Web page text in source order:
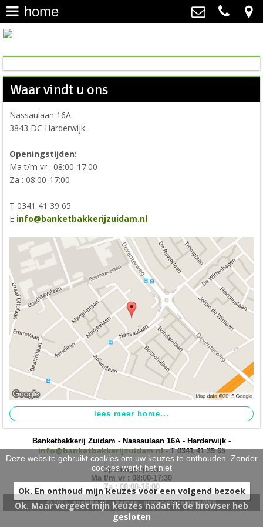
home
koek
>
gebak >
petit four
chocolade & bonbons
sloffen & kleine taartjes
nieuws
vacature(s) >
taarten >
nieuw >
0341 41 39 65
home
Waar vindt u ons
Nassaulaan 16A
3843 DC Harderwijk
Openingstijden:
Ma t/m vr : 08:00-17:00
Za : 08:00-17:00
T 0341 41 39 65
E info@banketbakkerijzuidam.nl
Banketbakkerij Zuidam - Nassaulaan 16A - Harderwijk -
info@banketbakkerijzuidam.nl- T 0341 41 39 65
Openingstijden:
Ma t/m vr : 08:00-17:30
Za : 08:00-16:00
© 2026 -snelsite.nl-sitemap-privacystatement/AVG
Deze website gebruikt cookies om uw keuzes te onthouden. Zonder
cookies werkt het niet
Ok. En onthoud mijn keuzes voor een volgend bezoek
Ok. Maar vergeet mijn keuzes nadat ik de browser heb
gesloten